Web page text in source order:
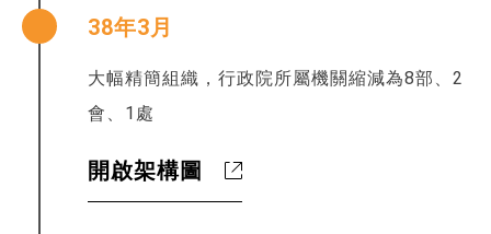
38年3月
大幅精簡組織，行政院所屬機關縮減為8部、2
會、1處
開啟架構圖